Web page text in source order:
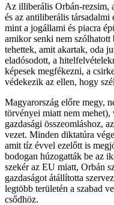
Az illiberális Orbán-rezsim,
és az antiliberális társadalmi
mint a jogállami és piacra
amikor senki nem
tehettek, amit akartak, oda
eladósodott, a
képesek megfékezni, a
védekezik az ellen, hogy
Magyarország előre megy,
törvényei miatt nem mehet),
gazdasági összeomláshoz,
vezet. Minden diktatúra
amit tíz évvel ezelőtt is
bodogan húzogatták be az
szekér az EU miatt, Orbán
gazdaságot átállította
legtöbb területén a szabad
csődhöz.